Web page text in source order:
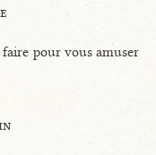
faire pour vous amuser